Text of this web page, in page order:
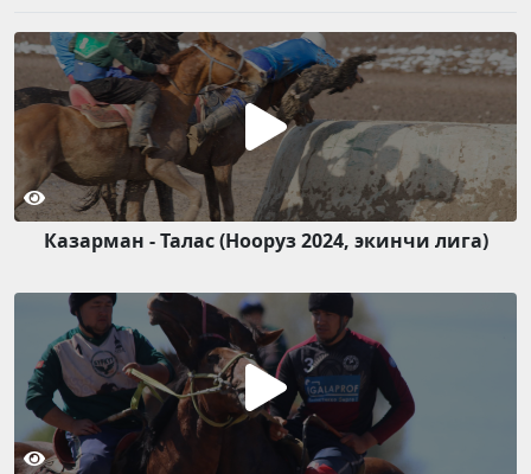
Казарман - Талас (Нооруз 2024, экинчи лига)